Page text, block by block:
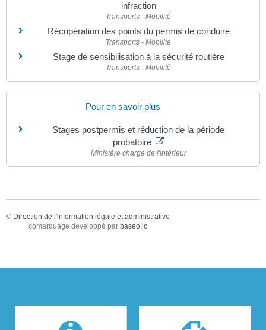
infraction
Transports - Mobilité
Récupération des points du permis de conduire
Transports - Mobilité
Stage de sensibilisation à la sécurité routière
Transports - Mobilité
Pour en savoir plus
Stages postpermis et réduction de la période
probatoire
Ministère chargé de l'intérieur
© Direction de l'information légale et administrative
comarquage developpé par baseo.io